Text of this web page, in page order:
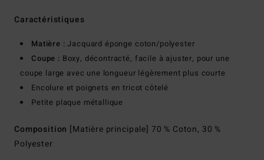
Caractéristiques
Matière :Jacquard éponge coton/polyester
Coupe : Boxy, décontracté, facile à ajuster, pour une
coupe large avec une longueur légèrement plus courte
Encolure et poignets en tricot côtelé
Petite plaque métallique
Composition [Matière principale] 70 % Coton, 30 %
Polyester